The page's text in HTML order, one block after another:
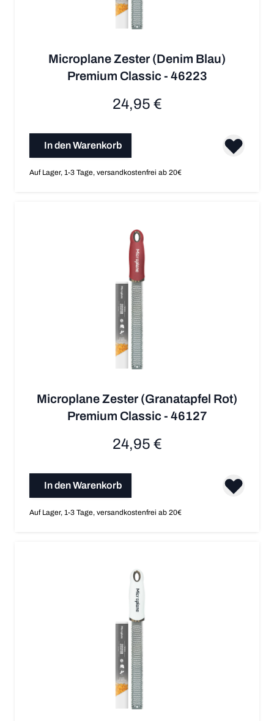
Microplane Zester (Denim Blau)
Premium Classic - 46223
24,95 €
In den Warenkorb
Auf Lager, 1-3 Tage, versandkostenfrei ab 20€
Microplane Zester (Granatapfel Rot)
Premium Classic - 46127
24,95 €
In den Warenkorb
Auf Lager, 1-3 Tage, versandkostenfrei ab 20€